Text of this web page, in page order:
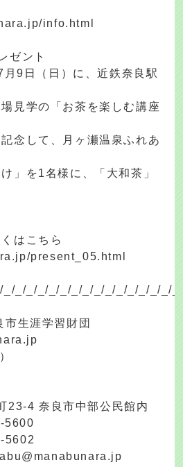
info.html
ゼント
9日（日）に、近鉄奈良駅
見学の「お茶を楽しむ講座
念して、月ヶ瀬温泉ふれあ
」を1名様に、「大和茶」
はこちら
present_05.html
_/_/_/_/_/_/_/_/_/_/_/_/_/_/_/
生涯学習財団
4 奈良市中部公民館内